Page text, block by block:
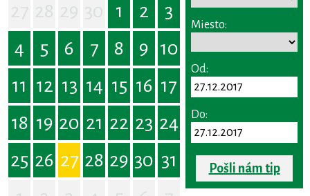
1 2
3
4
5 6 7 8 9 10
11 12 13 14 15 16 17
18 19 20 21 22 23 24
25 26 27 28 29 30 31
Miesto:
Od:
Do:
Pošli nám tip